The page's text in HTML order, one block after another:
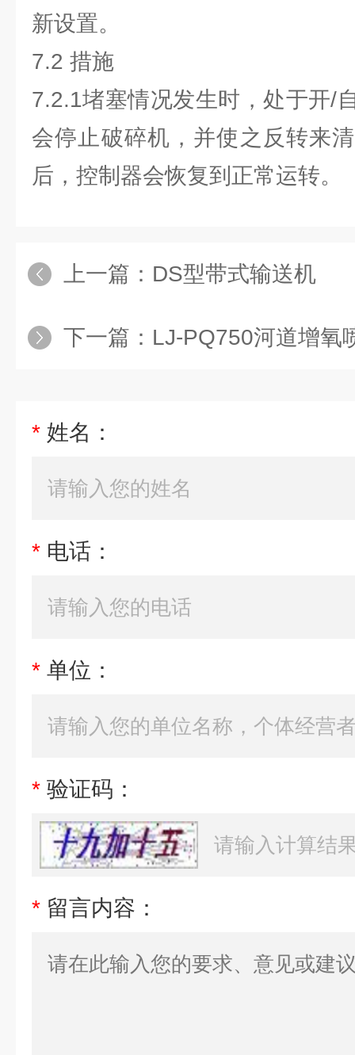
新设置。
7.2 措施
7.2.1堵塞情况发生时，处于开/
会停止破碎机，并使之反转来
后，控制器会恢复到正常运转。
上一篇： DS型带式输送机
下一篇： LJ-PQ750河道增氧
* 姓名：
* 电话：
* 单位：
* 验证码：
* 留言内容：